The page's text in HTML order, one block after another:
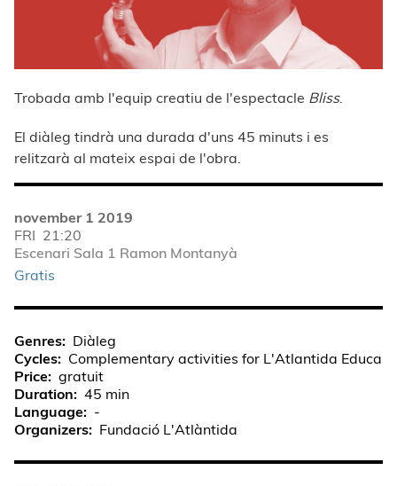
Trobada amb l'equip creatiu de l'espectacle Bliss.
El diàleg tindrà una durada d'uns 45 minuts i es
relitzarà al mateix espai de l'obra.
november 1 2019
FRI 21:20
Escenari Sala 1 Ramon Montanyà
Gratis
Genres
Diàleg
Cycles
Complementary activities for L'Atlantida Educa
Price
gratuit
Duration
45 min
Language
-
Organizers
Fundació L'Atlàntida